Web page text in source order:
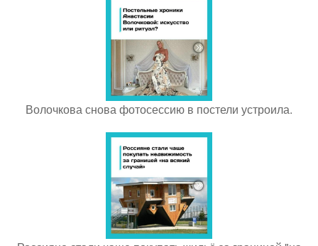
Волочкова снова фотосессию в постели устроила.